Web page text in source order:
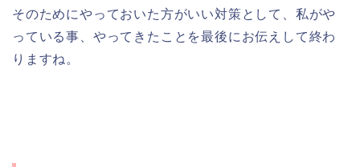
そのためにやっておいた方がいい対策として、私がや
っている事、やってきたことを最後にお伝えして終わ
りますね。